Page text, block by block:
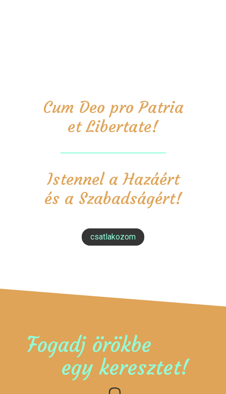
Cum Deo pro Patria
et Libertate!
Istennel a Hazáért
és a Szabadságért!
csatlakozom
Fogadj örökbe
egy keresztet!